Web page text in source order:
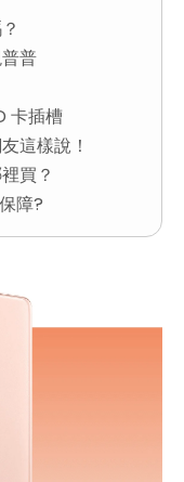
普
卡插槽
這樣說！
買？
障?